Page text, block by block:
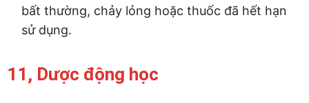
bất thường, chảy lỏng hoặc thuốc đã hết hạn
sử dụng.
11, Dược động học